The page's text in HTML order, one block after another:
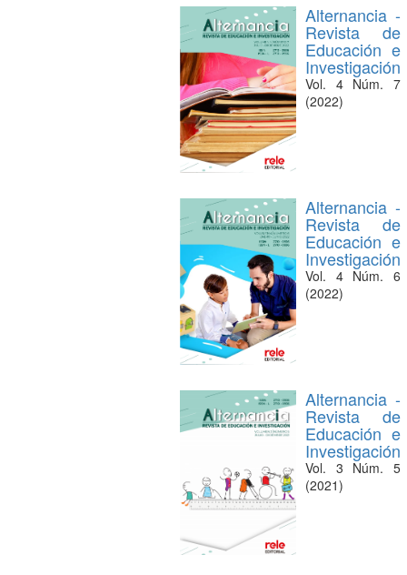
Alternancia -
Revista de
Educación e
Investigación
Vol. 4 Núm. 7
(2022)
Alternancia -
Revista de
Educación e
Investigación
Vol. 4 Núm. 6
(2022)
Alternancia -
Revista de
Educación e
Investigación
Vol. 3 Núm. 5
(2021)